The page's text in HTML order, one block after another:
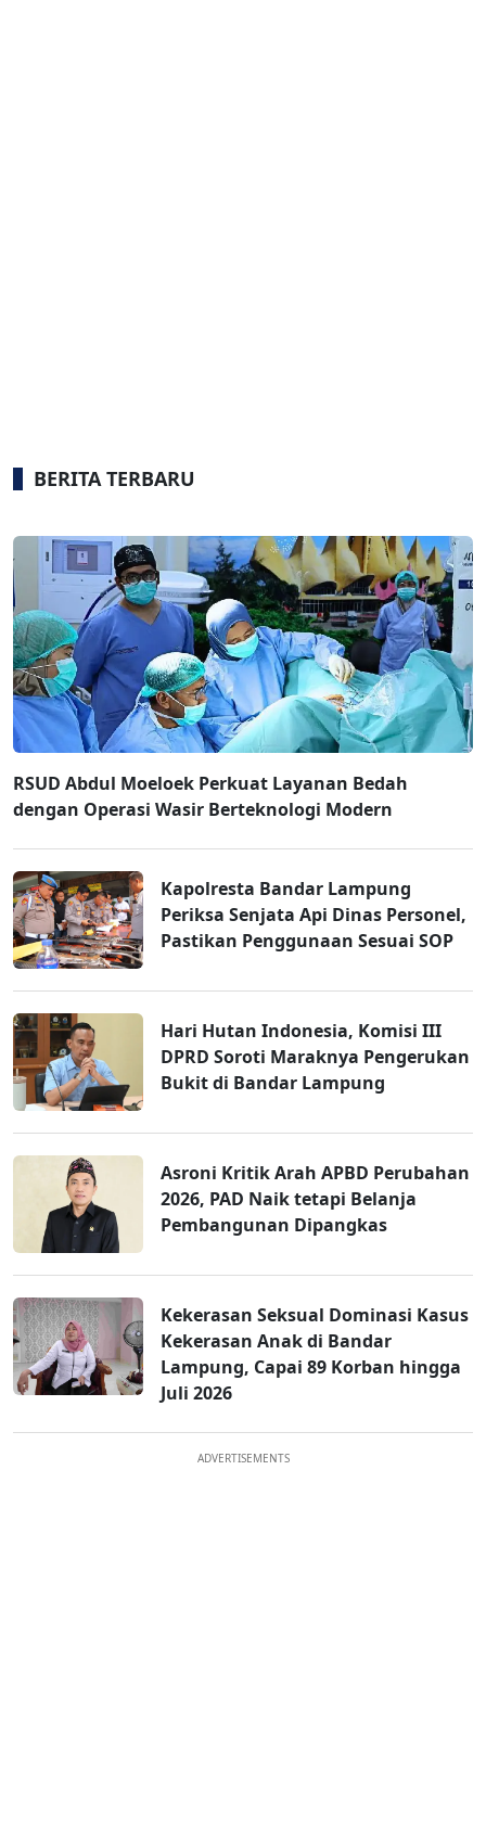
BERITA TERBARU
RSUD Abdul Moeloek Perkuat Layanan Bedah
dengan Operasi Wasir Berteknologi Modern
Kapolresta Bandar Lampung
Periksa Senjata Api Dinas Personel,
Pastikan Penggunaan Sesuai SOP
Hari Hutan Indonesia, Komisi III
DPRD Soroti Maraknya Pengerukan
Bukit di Bandar Lampung
Asroni Kritik Arah APBD Perubahan
2026, PAD Naik tetapi Belanja
Pembangunan Dipangkas
Kekerasan Seksual Dominasi Kasus
Kekerasan Anak di Bandar
Lampung, Capai 89 Korban hingga
Juli 2026
ADVERTISEMENTS